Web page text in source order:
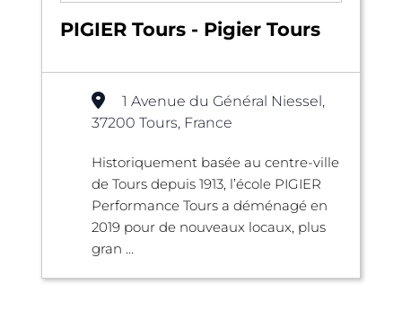
PIGIER Tours - Pigier Tours
1 Avenue du Général Niessel,
37200 Tours, France
Historiquement basée au centre-ville
de Tours depuis 1913, l’école PIGIER
Performance Tours a déménagé en
2019 pour de nouveaux locaux, plus
gran ...